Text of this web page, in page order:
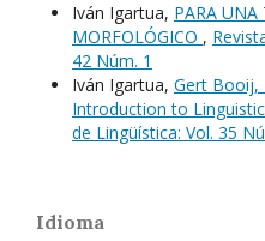
Iván Igartua, PARA UNA
MORFOLÓGICO ,
42 Núm. 1
Iván Igartua, Gert Booij,
Introduction to
de Lingüística: Vol. 35
Idioma